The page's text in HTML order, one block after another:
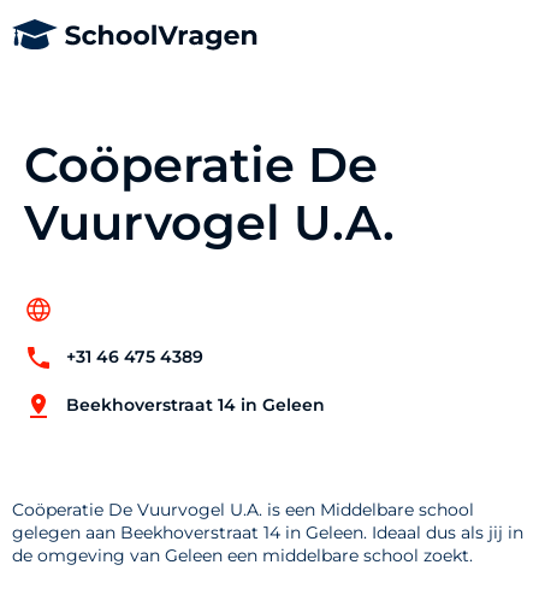
Coöperatie De
Vuurvogel U.A.
+31 46 475 4389
Beekhoverstraat 14 in Geleen
Coöperatie De Vuurvogel U.A. is een Middelbare school
gelegen aan Beekhoverstraat 14 in Geleen. Ideaal dus als jij in
de omgeving van Geleen een middelbare school zoekt.